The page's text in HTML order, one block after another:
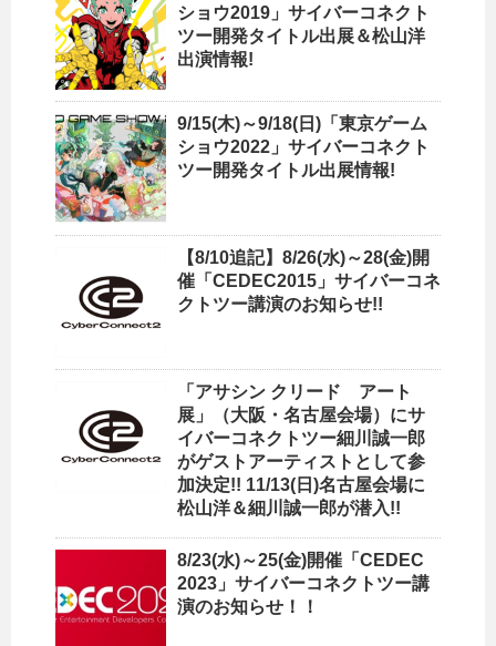
ショウ2019」サイバーコネクト
ツー開発タイトル出展＆松山洋
出演情報!
9/15(木)～9/18(日)「東京ゲーム
ショウ2022」サイバーコネクト
ツー開発タイトル出展情報!
【8/10追記】8/26(水)～28(金)開
催「CEDEC2015」サイバーコネ
クトツー講演のお知らせ!!
「アサシン クリード アート
展」（大阪・名古屋会場）にサ
イバーコネクトツー細川誠一郎
がゲストアーティストとして参
加決定!! 11/13(日)名古屋会場に
松山洋＆細川誠一郎が潜入!!
8/23(水)～25(金)開催「CEDEC
2023」サイバーコネクトツー講
演のお知らせ！！